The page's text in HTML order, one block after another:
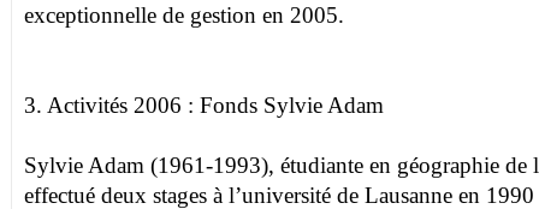
exceptionnelle de gestion en 2005.
3. Activités 2006 : Fonds Sylvie Adam
Sylvie Adam (1961-1993), étudiante en géographie de
effectué deux stages à l’université de Lausanne en